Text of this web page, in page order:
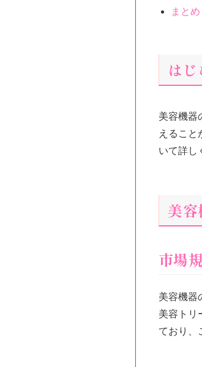
まとめ
は
美容機器
えるこ
いて詳し
美
市場
美容機器
美容トリ
ており、